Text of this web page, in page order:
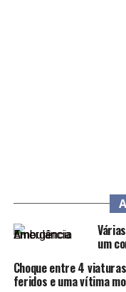
um
Choque entre 4
feridos e uma vítima